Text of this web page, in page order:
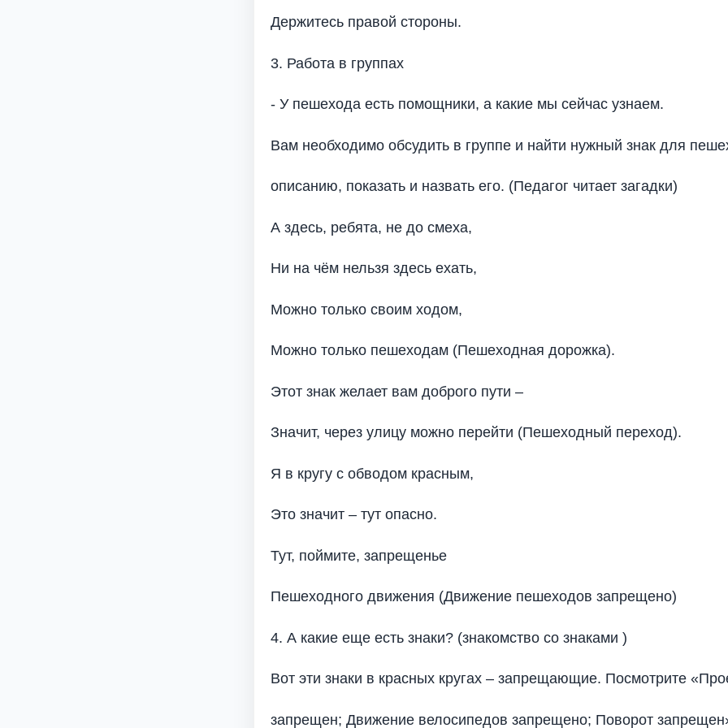
Держитесь правой стороны.
3. Работа в группах
- У пешехода есть помощники, а какие мы сейчас узнаем.
Вам необходимо обсудить в группе и найти нужный знак для
описанию, показать и назвать его. (Педагог читает загадки)
А здесь, ребята, не до смеха,
Ни на чём нельзя здесь ехать,
Можно только своим ходом,
Можно только пешеходам (Пешеходная дорожка).
Этот знак желает вам доброго пути –
Значит, через улицу можно перейти (Пешеходный переход).
Я в кругу с обводом красным,
Это значит – тут опасно.
Тут, поймите, запрещенье
Пешеходного движения (Движение пешеходов запрещено)
4. А какие еще есть знаки? (знакомство со знаками )
Вот эти знаки в красных кругах – запрещающие. Посмотрите
запрещен; Движение велосипедов запрещено; Поворот